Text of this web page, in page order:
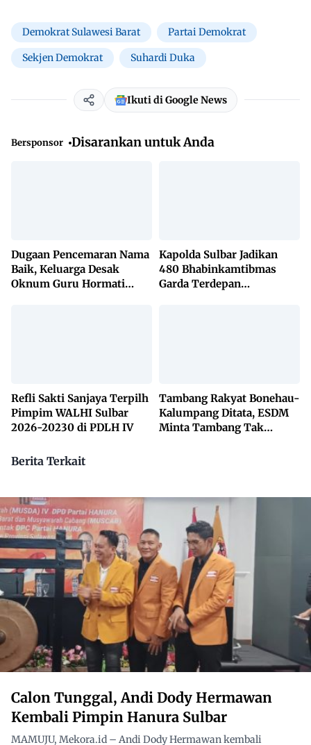
Demokrat Sulawesi Barat Partai Demokrat
Sekjen Demokrat Suhardi Duka
Ikuti di Google News
Bersponsor Disarankan untuk Anda
Dugaan Pencemaran Nama
Baik, Keluarga Desak
Oknum Guru Hormati
Kapolda Sulbar Jadikan
480 Bhabinkamtibmas
Garda Terdepan
Refli Sakti Sanjaya Terpilh
Pimpim WALHI Sulbar
2026-20230 di PDLH IV
Tambang Rakyat Bonehau-
Kalumpang Ditata, ESDM
Minta Tambang Tak
Berita Terkait
Calon Tunggal, Andi Dody Hermawan
Kembali Pimpin Hanura Sulbar
MAMUJU, Mekora.id – Andi Dody Hermawan kembali